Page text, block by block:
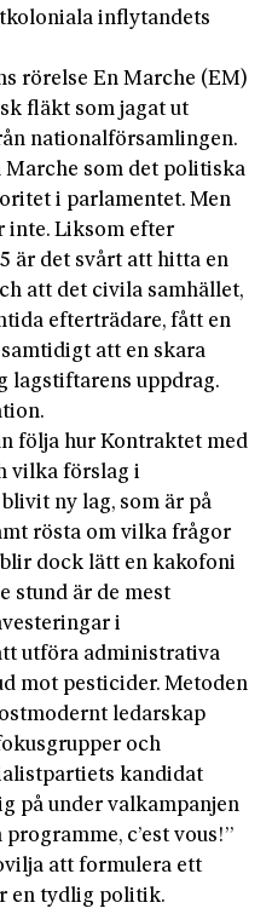
inflytandets
rörelse En Marche (EM)
fläkt som jagat ut
nationalförsamlingen.
Marche som det politiska
i parlamentet. Men
inte. Liksom efter
är det svårt att hitta en
att det civila samhället,
efterträdare, fått en
att en skara
lagstiftarens uppdrag.
följa hur Kontraktet med
vilka förslag i
ny lag, som är på
rösta om vilka frågor
dock lätt en kakofoni
stund är de mest
i
utföra administrativa
mot pesticider. Metoden
ledarskap
och
kandidat
på under valkampanjen
c’est vous!”
att formulera ett
en tydlig politik.